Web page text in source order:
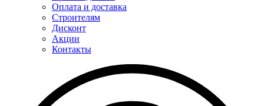
Оплата и доставка
Строителям
Дисконт
Акции
Контакты